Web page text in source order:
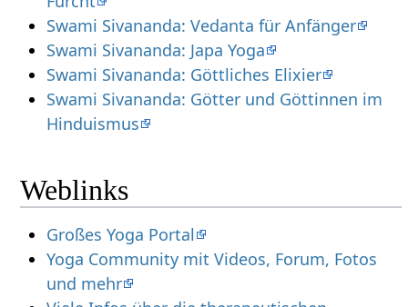
Swami Sivananda: Vedanta für Anfänger
Swami Sivananda: Japa Yoga
Swami Sivananda: Göttliches Elixier
Swami Sivananda: Götter und Göttinnen im
Hinduismus
Weblinks
Großes Yoga Portal
Yoga Community mit Videos, Forum, Fotos
und mehr